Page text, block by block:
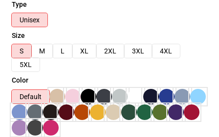
Type
Unisex
Size
S
M L XL 2XL 3XL
4XL
5XL
Color
Default